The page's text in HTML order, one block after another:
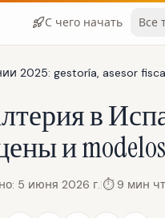
С чего начать Все
2025: gestoría, asesor
в
и modelos
: 5 июня 2026 г. ⏱ 9 мин